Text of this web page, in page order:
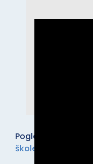
Pogledaj i ostale
škole